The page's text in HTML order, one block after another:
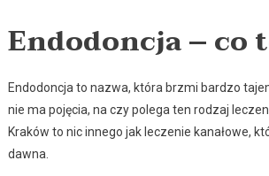
Endodoncja – co
Endodoncja to nazwa, która brzmi bardzo
nie ma pojęcia, na czy polega ten rodzaj
Kraków to nic innego jak leczenie kanałowe,
dawna.